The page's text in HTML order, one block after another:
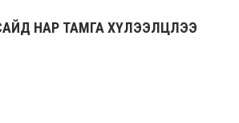
НАР ТАМГА ХҮЛЭЭЛЦЛЭЭ